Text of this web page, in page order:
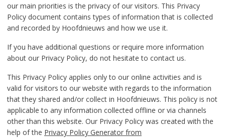
our main priorities is the privacy of our visitors. This Privacy
Policy document contains types of information that is collected
and recorded by Hoofdnieuws and how we use it.
If you have additional questions or require more information
about our Privacy Policy, do not hesitate to contact us.
This Privacy Policy applies only to our online activities and is
valid for visitors to our website with regards to the information
that they shared and/or collect in Hoofdnieuws. This policy is not
applicable to any information collected offline or via channels
other than this website. Our Privacy Policy was created with the
help of the Privacy Policy Generator from